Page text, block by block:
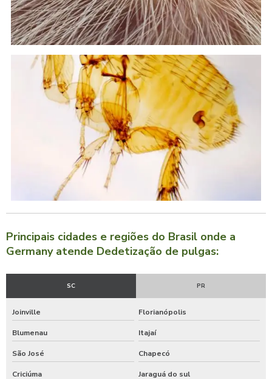
Principais cidades e regiões do Brasil onde a
Germany atende Dedetização de pulgas:
SC PR
Joinville Florianópolis
Blumenau Itajaí
São José Chapecó
Criciúma Jaraguá do sul